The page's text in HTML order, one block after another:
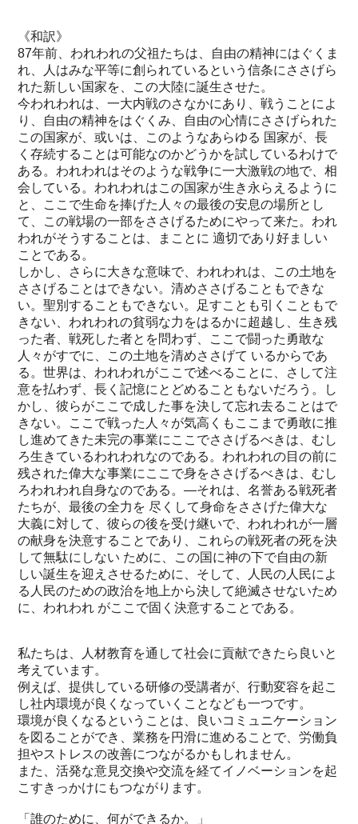
《和訳》
87年前、われわれの父祖たちは、自由の精神にはぐくま
れ、人はみな平等に創られているという信条にささげら
れた新しい国家を、この大陸に誕生させた。
今われわれは、一大内戦のさなかにあり、戦うことによ
り、自由の精神をはぐくみ、自由の心情にささげられた
この国家が、或いは、このようなあらゆる 国家が、長
く存続することは可能なのかどうかを試しているわけで
ある。われわれはそのような戦争に一大激戦の地で、相
会している。われわれはこの国家が生き永らえるように
と、ここで生命を捧げた人々の最後の安息の場所とし
て、この戦場の一部をささげるためにやって来た。われ
われがそうすることは、まことに 適切であり好ましい
ことである。
しかし、さらに大きな意味で、われわれは、この土地を
ささげることはできない。清めささげることもできな
い。聖別することもできない。足すことも引くこともで
きない、われわれの貧弱な力をはるかに超越し、生き残
った者、戦死した者とを問わず、ここで闘った勇敢な
人々がすでに、この土地を清めささげて いるからであ
る。世界は、われわれがここで述べることに、さして注
意を払わず、長く記憶にとどめることもないだろう。し
かし、彼らがここで成した事を決して忘れ去ることはで
きない。ここで戦った人々が気高くもここまで勇敢に推
し進めてきた未完の事業にここでささげるべきは、むし
ろ生きているわれわれなのである。われわれの目の前に
残された偉大な事業にここで身をささげるべきは、むし
ろわれわれ自身なのである。―それは、名誉ある戦死者
たちが、最後の全力を 尽くして身命をささげた偉大な
大義に対して、彼らの後を受け継いで、われわれが一層
の献身を決意することであり、これらの戦死者の死を決
して無駄にしない ために、この国に神の下で自由の新
しい誕生を迎えさせるために、そして、人民の人民によ
る人民のための政治を地上から決して絶滅させないため
に、われわれ がここで固く決意することである。
私たちは、人材教育を通して社会に貢献できたら良いと
考えています。
例えば、提供している研修の受講者が、行動変容を起こ
し社内環境が良くなっていくことなども一つです。
環境が良くなるということは、良いコミュニケーション
を図ることができ、業務を円滑に進めることで、労働負
担やストレスの改善につながるかもしれません。
また、活発な意見交換や交流を経てイノベーションを起
こすきっかけにもつながります。
「誰のために、何ができるか。」